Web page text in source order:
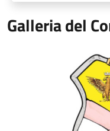
Galleria del
Logo Comitato